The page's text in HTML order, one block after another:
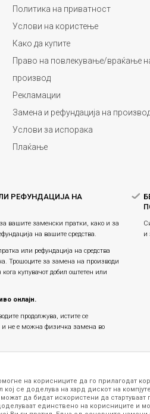
Политика на приватност
Услови на користење
Како да купите
Право на повлекување/враќање
производ
Рекламации
Замена и рефундација на
Услови за испорака
Плаќање
РЕФУНДАЦИЈА НА
вашите заменски пратки, како и за
на вашите средства.
или рефундацијa на средства
Трошоците за замена на производи
купувачот добил оштетен или
онлајн.
продолжува, истите се
и не е можна физичка замена во
и
на корисниците да го прилагодат
се доделува на хард дискот на
да бидат искористени да стартуваат
единствено на корисниците и